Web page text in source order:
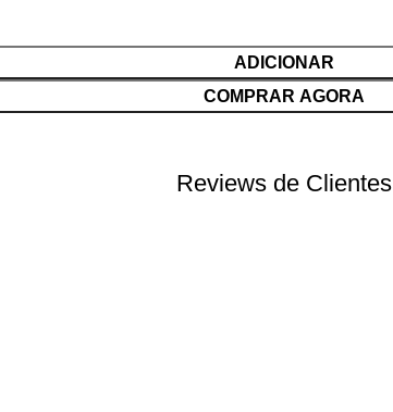
ADICIONAR
COMPRAR AGORA
Reviews de Clientes